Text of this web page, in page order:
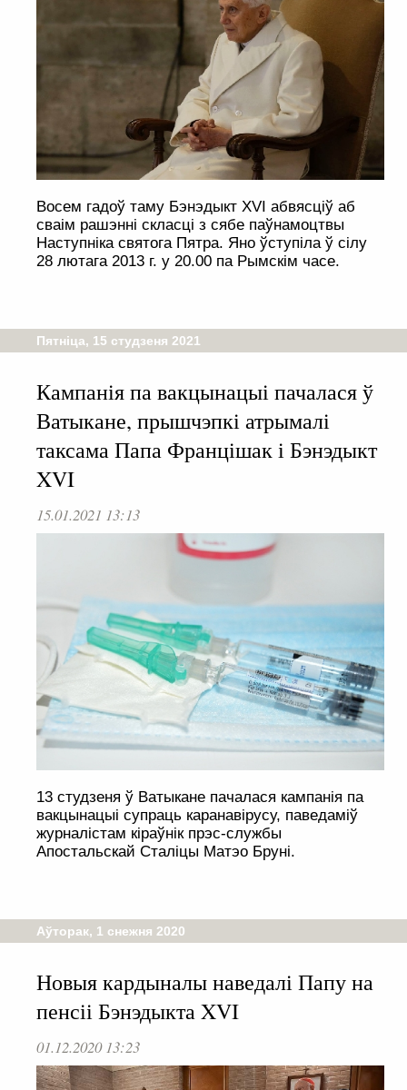
Восем гадоў таму Бэнэдыкт XVI абвясціў аб
сваім рашэнні скласці з сябе паўнамоцтвы
Наступніка святога Пятра. Яно ўступіла ў сілу
28 лютага 2013 г. у 20.00 па Рымскім часе.
Пятніца, 15 студзеня 2021
Кампанія па вакцынацыі пачалася ў
Ватыкане, прышчэпкі атрымалі
таксама Папа Францішак і Бэнэдыкт
XVI
15.01.2021 13:13
13 студзеня ў Ватыкане пачалася кампанія па
вакцынацыі супраць каранавірусу, паведаміў
журналістам кіраўнік прэс-службы
Апостальскай Сталіцы Матэо Бруні.
Аўторак, 1 снежня 2020
Новыя кардыналы наведалі Папу на
пенсіі Бэнэдыкта XVI
01.12.2020 13:23